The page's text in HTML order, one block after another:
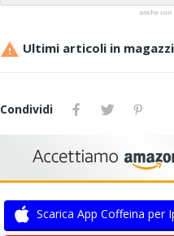
 Ultimi articoli in
Condividi
Scarica App Coffeina per